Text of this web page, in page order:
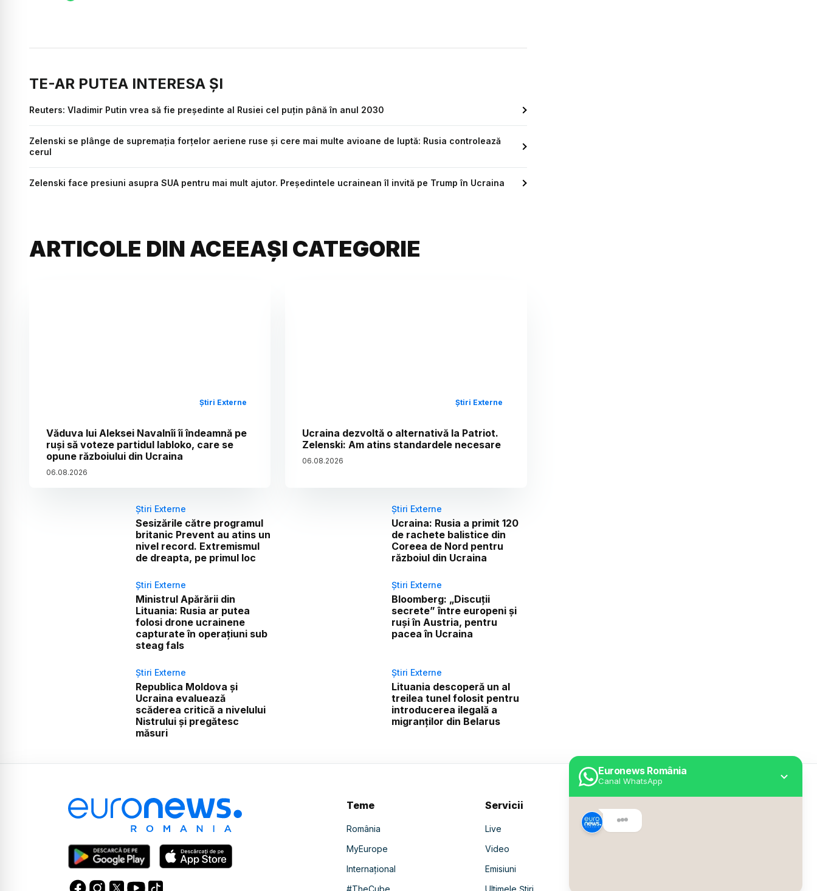
Euronews România
Canal WhatsApp
TE-AR PUTEA INTERESA ȘI
Reuters: Vladimir Putin vrea să fie președinte al Rusiei cel puțin până în anul 2030
Zelenski se plânge de supremaţia forţelor aeriene ruse şi cere mai multe avioane de luptă: Rusia controlează
cerul
Zelenski face presiuni asupra SUA pentru mai mult ajutor. Președintele ucrainean îl invită pe Trump în Ucraina
ARTICOLE DIN ACEEAȘI CATEGORIE
Știri Externe
Văduva lui Aleksei Navalnîi îi îndeamnă pe
ruși să voteze partidul Iabloko, care se
opune războiului din Ucraina
06.08.2026
Știri Externe
Ucraina dezvoltă o alternativă la Patriot.
Zelenski: Am atins standardele necesare
06.08.2026
Știri Externe
Sesizările către programul
britanic Prevent au atins un
nivel record. Extremismul
de dreapta, pe primul loc
Știri Externe
Ucraina: Rusia a primit 120
de rachete balistice din
Coreea de Nord pentru
războiul din Ucraina
Știri Externe
Ministrul Apărării din
Lituania: Rusia ar putea
folosi drone ucrainene
capturate în operațiuni sub
steag fals
Știri Externe
Bloomberg: „Discuții
secrete” între europeni și
ruși în Austria, pentru
pacea în Ucraina
Știri Externe
Republica Moldova și
Ucraina evaluează
scăderea critică a nivelului
Nistrului și pregătesc
măsuri
Știri Externe
Lituania descoperă un al
treilea tunel folosit pentru
introducerea ilegală a
migranților din Belarus
Teme
România
MyEurope
Internațional
Servicii
Live
Video
Emisiuni
Despre Euronews